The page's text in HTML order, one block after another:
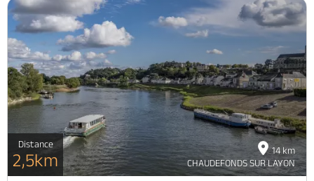
14 km
CHAUDEFONDS SUR LAYON
Distance
2,5km